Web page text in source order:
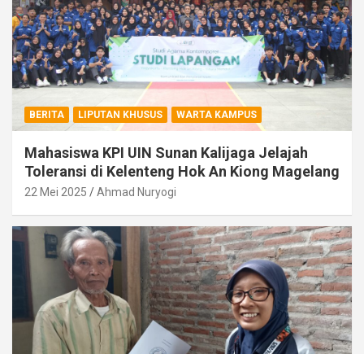
BERITA LIPUTAN KHUSUS WARTA KAMPUS
Mahasiswa KPI UIN Sunan Kalijaga Jelajah
Toleransi di Kelenteng Hok An Kiong Magelang
22 Mei 2025 Ahmad Nuryogi